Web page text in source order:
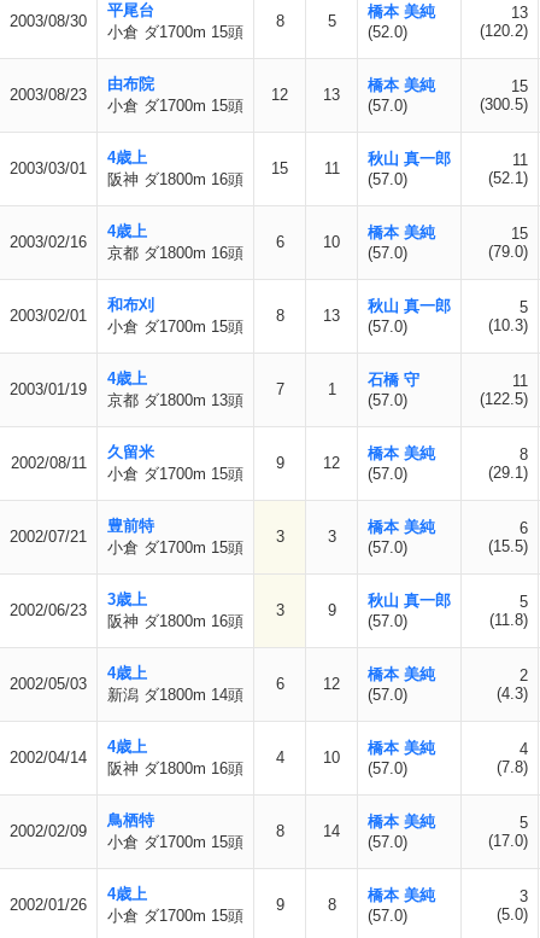
2003/08/30
平尾台
小倉 ダ1700m 15頭
8 5
橋本 美純
(52.0)
13
(120.2)
2003/08/23
由布院
小倉 ダ1700m 15頭
12 13
橋本 美純
(57.0)
15
(300.5)
2003/03/01
4歳上
阪神 ダ1800m 16頭
15 11
秋山 真一郎
(57.0)
11
(52.1)
2003/02/16
4歳上
京都 ダ1800m 16頭
6 10
橋本 美純
(57.0)
15
(79.0)
2003/02/01
和布刈
小倉 ダ1700m 15頭
8 13
秋山 真一郎
(57.0)
5
(10.3)
2003/01/19
4歳上
京都 ダ1800m 13頭
7 1
石橋 守
(57.0)
11
(122.5)
2002/08/11
久留米
小倉 ダ1700m 15頭
9 12
橋本 美純
(57.0)
8
(29.1)
2002/07/21
豊前特
小倉 ダ1700m 15頭
3 3
橋本 美純
(57.0)
6
(15.5)
2002/06/23
3歳上
阪神 ダ1800m 16頭
3 9
秋山 真一郎
(57.0)
5
(11.8)
2002/05/03
4歳上
新潟 ダ1800m 14頭
6 12
橋本 美純
(57.0)
2
(4.3)
2002/04/14
4歳上
阪神 ダ1800m 16頭
4 10
橋本 美純
(57.0)
4
(7.8)
2002/02/09
鳥栖特
小倉 ダ1700m 15頭
8 14
橋本 美純
(57.0)
5
(17.0)
2002/01/26
4歳上
小倉 ダ1700m 15頭
9 8
橋本 美純
(57.0)
3
(5.0)